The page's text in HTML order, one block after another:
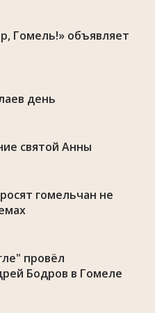
Гомель!» объявляет
день
святой Анны
гомельчан не
провёл
Бодров в Гомеле